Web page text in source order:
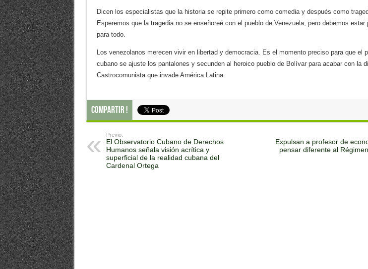
Dicen los especialistas que la historia se repite primero como comedia y después como
Esperemos que la tragedia no se enseñoreé con el pueblo de Venezuela, pero debemos estar
para todo.
Los venezolanos merecen vivir en libertad y democracia. Es el momento preciso para que el
cubano se ajuste los pantalones y secunden al heroico pueblo de Bolívar para acabar con la
Castrocomunista que invade América Latina.
Compartir !
Previo:
El Observatorio Cubano de Derechos
Humanos señala visión acrítica y
superficial de la realidad cubana del
Cardenal Ortega
Expulsan a profesor de
pensar diferente al